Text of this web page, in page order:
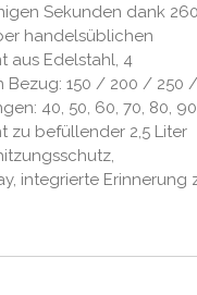
Sekunden dank
handelsüblichen
aus Edelstahl, 4
150 / 200 / 250
40, 50, 60, 70, 80, 90,
zu befüllender 2,5 Liter
integrierte Erinnerung